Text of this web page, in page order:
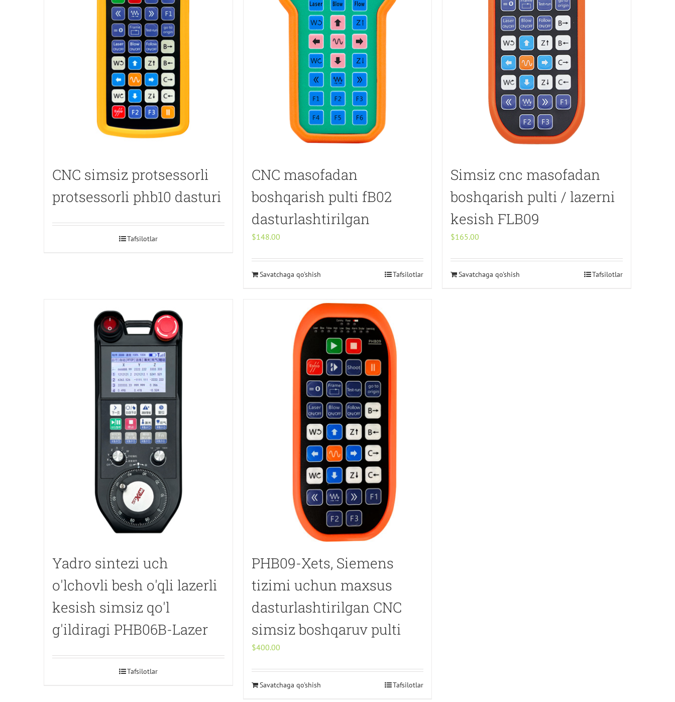
CNC simsiz protsessorli
protsessorli phb10 dasturi
Tafsilotlar
CNC masofadan
boshqarish pulti fB02
dasturlashtirilgan
$148.00
Savatchaga qo'shish Tafsilotlar
Simsiz cnc masofadan
boshqarish pulti / lazerni
kesish FLB09
$165.00
Savatchaga qo'shish Tafsilotlar
Yadro sintezi uch
o'lchovli besh o'qli lazerli
kesish simsiz qo'l
g'ildiragi PHB06B-Lazer
Tafsilotlar
PHB09-Xets, Siemens
tizimi uchun maxsus
dasturlashtirilgan CNC
simsiz boshqaruv pulti
$400.00
Savatchaga qo'shish Tafsilotlar